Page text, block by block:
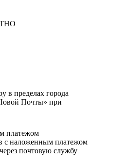
в пределах города
Почты» при
платежом
с наложенным платежом
почтовую службу